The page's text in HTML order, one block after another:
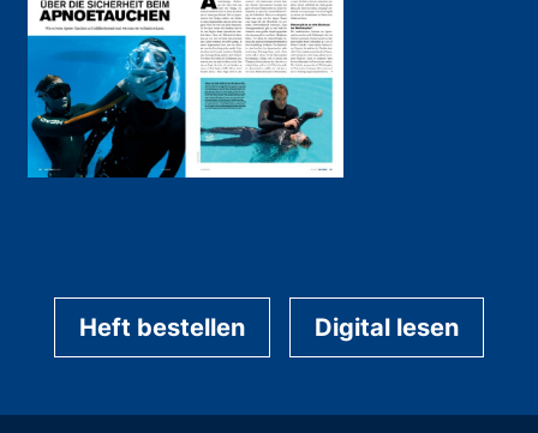
Heft bestellen Digital lesen